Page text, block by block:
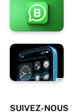
SUIVEZ-NOUS